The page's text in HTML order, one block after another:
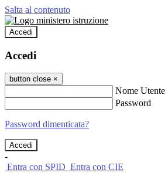
Salta al contenuto
Accedi
Accedi
button close ×
Nome Utente
Password
Password dimenticata?
-
Entra con SPID Entra con CIE